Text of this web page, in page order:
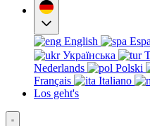
English
Українська
Nederlands
Polski
Français
Italiano
Los geht's